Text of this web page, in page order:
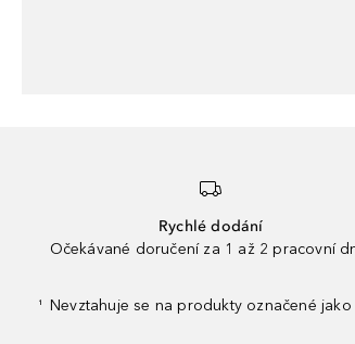
Rychlé dodání
Očekávané doručení za 1 až 2 pracovní
¹ Nevztahuje se na produkty označené